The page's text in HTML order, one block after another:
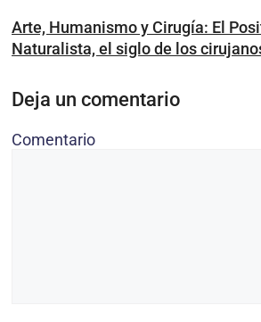
Arte, Humanismo y Cirugía: El
Naturalista, el siglo de los
Deja un comentario
Comentario